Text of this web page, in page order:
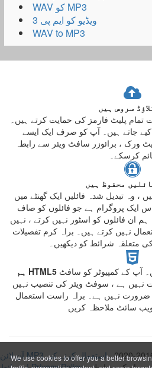
WAV کو MP3
ویڈیو کو ایم پی 3
WAV to MP3
سروس ہیں
تمام پلیٹ فارمز کی حمایت کرتے ہیں۔
کیے جاتے ہیں۔ آپ کو صرف ایک ایسے
ورک ، برائوزر سافٹ ویئر سے رابطہ
کرسکے۔
محفوظ ہیں
، وہ تبدیل شدہ فائلیں ایک گھنٹے میں
ایک پروگرام ہے جو فائلوں کو صاف
ان فائلوں کو اسٹور نہیں کرتے ، نہیں
نہیں کرتے ہیں۔ براہ کرم تفصیلات
متعلقہ شرائط کو دیکھیں۔
آپ کے کمپیوٹر کو سافٹ
نہیں ہے ، سوفٹ ویئر کی تنصیب نہیں
ضرورت نہیں ہے۔ براہ راست استعمال
استعمال کرنے کی
We use cookies to offer you a better